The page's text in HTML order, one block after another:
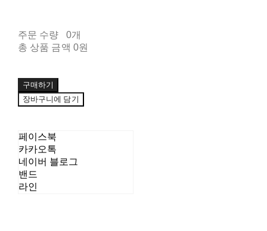
주문 수량
0개
총 상품 금액 0원
구매하기
장바구니에 담기
페이스북
카카오톡
네이버 블로그
밴드
라인